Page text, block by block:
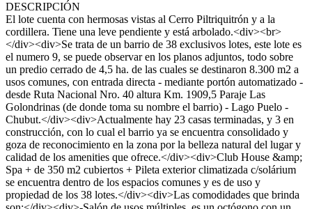
DESCRIPCIÓN
El lote cuenta con hermosas vistas al Cerro Piltriquitrón y a la
cordillera. Tiene una leve pendiente y está arbolado.<div><br>
</div><div>Se trata de un barrio de 38 exclusivos lotes, este lote es
el numero 9, se puede observar en los planos adjuntos, todo sobre
un predio cerrado de 4,5 ha. de las cuales se destinaron 8.300 m2 a
usos comunes, con entrada directa - mediante portón automatizado -
desde Ruta Nacional Nro. 40 altura Km. 1909,5 Paraje Las
Golondrinas (de donde toma su nombre el barrio) - Lago Puelo -
Chubut.</div><div>Actualmente hay 23 casas terminadas, y 3 en
construcción, con lo cual el barrio ya se encuentra consolidado y
goza de reconocimiento en la zona por la belleza natural del lugar y
calidad de los amenities que ofrece.</div><div>Club House &amp;
Spa + de 350 m2 cubiertos + Pileta exterior climatizada c/solárium
se encuentra dentro de los espacios comunes y es de uso y
propiedad de los 38 lotes.</div><div>Las comodidades que brinda